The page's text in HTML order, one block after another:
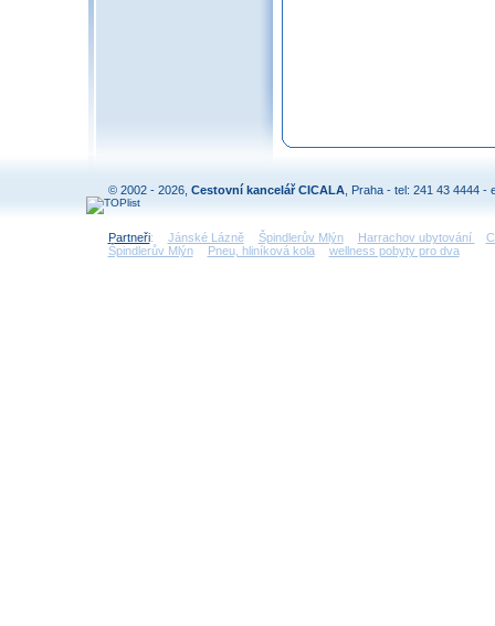
© 2002 - 2026, Cestovní kancelář CICALA , Praha - tel: 241 43 4444 -
Partneři: Jánské Lázně Špindlerův Mlýn Harrachov ubytování
Špindlerův Mlýn
Pneu, hliníková kola wellness pobyty pro dva